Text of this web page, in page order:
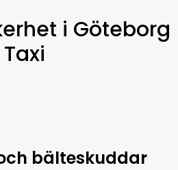
i Göteborg
Taxi
bälteskuddar